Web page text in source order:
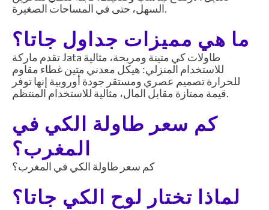
السهل، حتى في المساحات الصغيرة.
ما هي مميزات جداول جاتا؟
تقدم ماركة Jata طاولات كي متينة ومريحة، مثالية
للاستخدام المنزلي: هيكل معدني متين غطاء مقاوم
للحرارة تصميم عصري ومستقر جودة أوروبية إنها توفر
قيمة ممتازة مقابل المال، مثالية للاستخدام المنتظم.
كم سعر طاولة الكي في
المغرب؟
كم سعر طاولة الكي في المغرب؟
لماذا تختار لوح الكي جاتا؟